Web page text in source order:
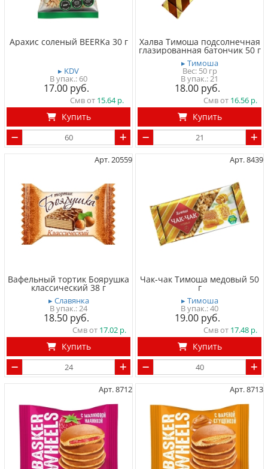
Арахис соленый BEERKа 30 г
▸ KDV
60
17.00
Смв от 15.64
Купить
Халва Тимоша подсолнечная
глазированная батончик 50 г
▸ Тимоша
Вес: 50 гр
21
18.00
Смв от 16.56
Купить
Арт. 20559
Вафельный тортик Боярушка
классический 38 г
▸ Славянка
24
18.50
Смв от 17.02
Купить
Арт. 8439
Чак-чак Тимоша медовый 50
г
▸ Тимоша
40
19.00
Смв от 17.48
Купить
Арт. 8712 Арт. 8713